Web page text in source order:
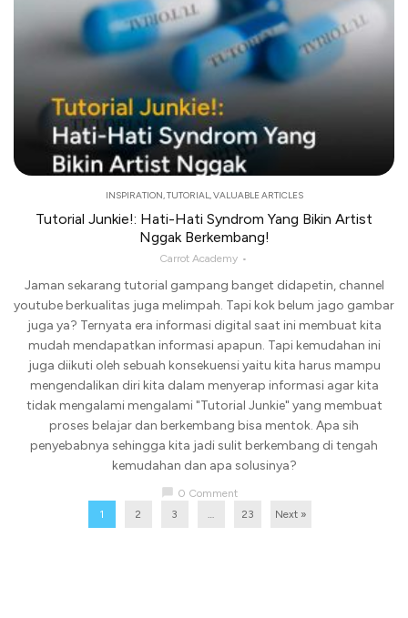
INSPIRATION,TUTORIAL,VALUABLE ARTICLES
Tutorial Junkie!: Hati-Hati Syndrom Yang Bikin Artist
Nggak Berkembang!
Carrot Academy
Jaman sekarang tutorial gampang banget didapetin, channel
youtube berkualitas juga melimpah. Tapi kok belum jago gambar
juga ya? Ternyata era informasi digital saat ini membuat kita
mudah mendapatkan informasi apapun. Tapi kemudahan ini
juga diikuti oleh sebuah konsekuensi yaitu kita harus mampu
mengendalikan diri kita dalam menyerap informasi agar kita
tidak mengalami mengalami "Tutorial Junkie" yang membuat
proses belajar dan berkembang bisa mentok. Apa sih
penyebabnya sehingga kita jadi sulit berkembang di tengah
kemudahan dan apa solusinya?
0 Comment
1
2 3 23 Next »